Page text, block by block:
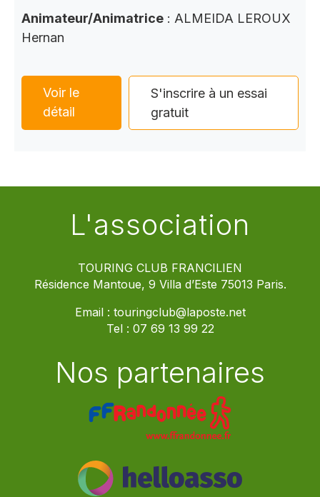
Animateur/Animatrice : ALMEIDA LEROUX
Hernan
Voir le
détail
S'inscrire à un essai
gratuit
L'association
TOURING CLUB FRANCILIEN
Résidence Mantoue, 9 Villa d’Este 75013 Paris.
Email : touringclub@laposte.net
Tel : 07 69 13 99 22
Nos partenaires